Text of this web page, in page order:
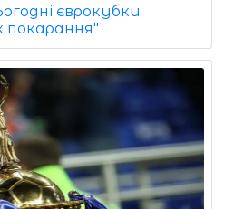
єврокубки